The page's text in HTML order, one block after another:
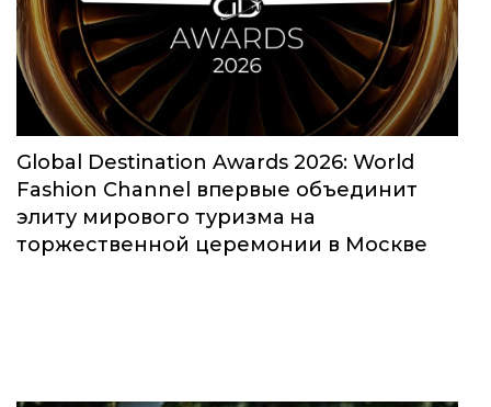
Global Destination Awards 2026: World
Fashion Channel впервые объединит
элиту мирового туризма на
торжественной церемонии в Москве